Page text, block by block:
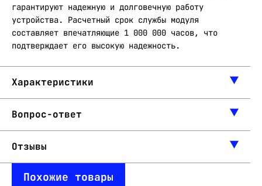
гарантируют надежную и долговечную работу
устройства. Расчетный срок службы модуля
составляет впечатляющие 1 000 000 часов, что
подтверждает его высокую надежность.
Характеристики
Вопрос-ответ
Отзывы
Похожие товары